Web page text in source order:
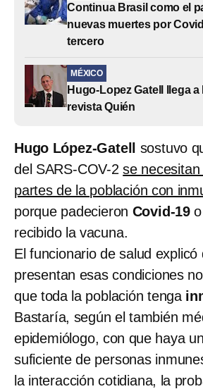
Continua Brasil como el
nuevas muertes por
tercero
MÉXICO
Hugo-Lopez Gatell llega
revista Quién
Hugo López-Gatell sostuvo
del SARS-COV-2se
partes de la población con
porque padecieron Covid-19
recibido la vacuna.
El funcionario de salud explicó
presentan esas condiciones
que toda la población tenga
Bastaría, según el también
epidemiólogo, con que haya
suficiente de personas
la interacción cotidiana, la